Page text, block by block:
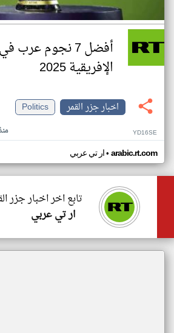
أفضل 7 نجوم
الإفريقية 2025
اخبار جزر القمر
Politics
منذ ٦ YD16SE
ار تي عربي• arabic.rt.com
تابع اخر اخبار جزر
ار تي عربي